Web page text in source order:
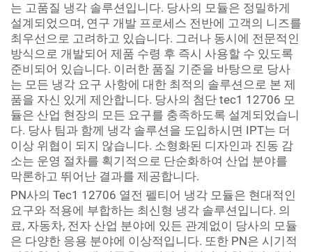
는 고품질 냉각 솔루션입니다. 당사의 모듈은 정밀하게
설계되었으며, 연구 개발 프로세스 전반에 고객의 니즈를
최우선으로 고려하고 있습니다. 그러나 동시에 전문적인
방식으로 개발되어 제품 수령 후 즉시 사용할 수 있도록
준비되어 있습니다. 이러한 품질 기준을 바탕으로 당사
는 모든 냉각 요구 사항에 대한 최적의 솔루션으로 본 제
품을 자신 있게 제안합니다. 당사의 첨단 tec1 12706 모
듈은 산업 현장의 모든 요구를 충족하도록 설계되었습니
다. 당사 팀과 함께 냉각 솔루션을 도입하시면 IPT는 더
이상 위협이 되지 않습니다. 소형화된 디자인과 진동 감
소는 운영 절차를 획기적으로 단순화하여 산업 분야를
막론하고 뛰어난 결과를 제공합니다.
PN사의 Tec1 12706 열전 펠티어 냉각 모듈은 현대적인
요구와 적용에 부합하는 최신형 냉각 솔루션입니다. 의
료, 자동차, 전자 산업 분야에 있든 관계없이 당사의 모듈
은 다양한 응용 분야에 이상적입니다. 또한 PN은 시기적